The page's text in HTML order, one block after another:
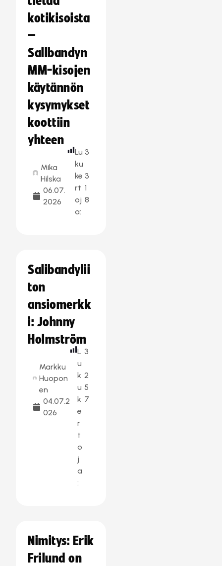
kotikisoista
–
Salibandyn
MM-kisojen
käytännön
kysymykset
koottiin
yhteen
Mika
Hilska
06.07.
2026
Lu
ku
ke
rt
oj
a:
3
3
1
8
Salibandylii
ton
ansiomerkk
i: Johnny
Holmström
Markku
Huopon
en
04.07.2
026
L
u
k
u
k
e
r
t
o
j
a
:
3
2
5
7
Nimitys: Erik
Frilund on